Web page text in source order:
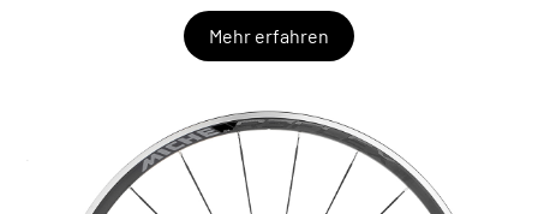
Mehr erfahren